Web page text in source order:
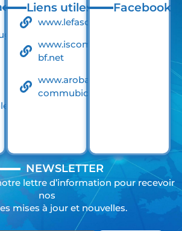
Liens utiles
www.lefaso.net
www.iscom-
bf.net
www.arobase-
commubication.net
Facebook
NEWSLETTER
lettre d’information pour recevoir
nos
mises à jour et nouvelles.